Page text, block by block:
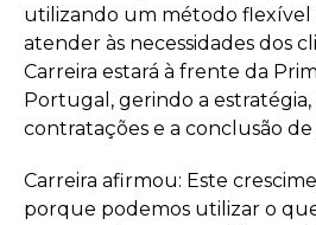
utilizando um método flexível
atender às necessidades dos
Carreira estará à frente da
Portugal, gerindo a estratégia,
contratações e a conclusão
Carreira afirmou: Este
porque podemos utilizar o